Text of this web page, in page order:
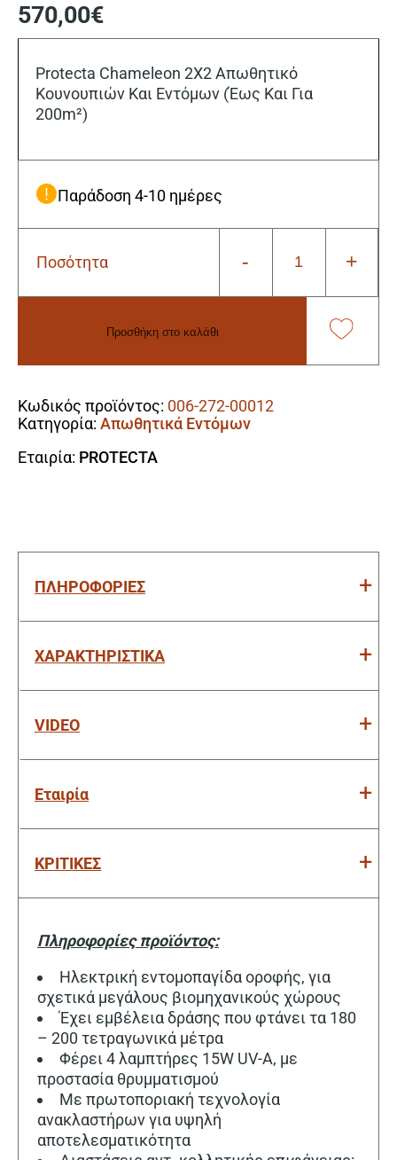
570,00€
Protecta Chameleon 2X2 Απωθητικό
Κουνουπιών Και Eντόμων (Έως Και Για
200m²)
Παράδοση 4-10 ημέρες
Ποσότητα -
Protecta
Και
Για
200m²)
ποσότητα
+
Προσθήκη στο καλάθι
Κωδικός προϊόντος: 006-272-00012
Κατηγορία: Απωθητικά Εντόμων
Εταιρία: PROTECTA
ΠΛΗΡΟΦΟΡΙΕΣ
ΧΑΡΑΚΤΗΡΙΣΤΙΚΑ
VIDEO
Εταιρία
ΚΡΙΤΙΚΕΣ
Πληροφορίες προϊόντος:
Ηλεκτρική εντομοπαγίδα οροφής, για
σχετικά μεγάλους βιομηχανικούς χώρους
Έχει εμβέλεια δράσης που φτάνει τα 180
– 200 τετραγωνικά μέτρα
Φέρει 4 λαμπτήρες 15W UV-A, με
προστασία θρυμματισμού
Με πρωτοποριακή τεχνολογία
ανακλαστήρων για υψηλή
αποτελεσματικότητα